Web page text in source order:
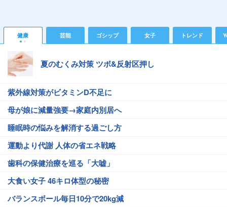
健康 芸能 ゴシップ 女子 トレンド
夏のむくみ対策 ツボ&反射区押し
紫外線対策がビタミンD不足に
母が娘に減量強要→家庭内別居へ
睡眠時の悩みを解消する過ごし方
運動より代謝 人体の省エネ戦略
歯科の保健治療を巡る「大嘘」
大食い女子 46キロ体型の秘密
バランスボール毎日10分で20kg減